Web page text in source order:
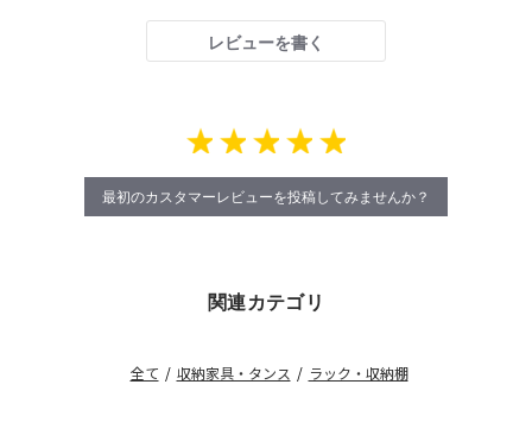
レビューを書く
最初のカスタマーレビューを投稿してみませんか？
関連カテゴリ
全て / 収納家具・タンス / ラック・収納棚